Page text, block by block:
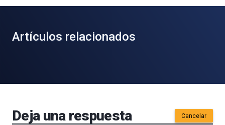
Artículos relacionados
Deja una respuesta Cancelar